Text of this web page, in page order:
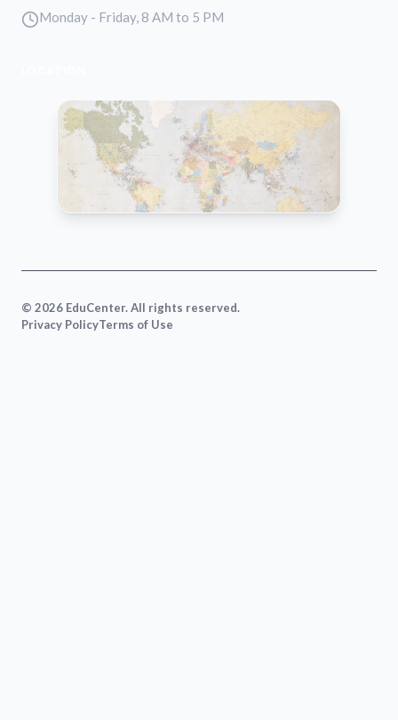
Monday - Friday, 8 AM to 5 PM
© 2026 EduCenter. All rights reserved.
Privacy PolicyTerms of Use